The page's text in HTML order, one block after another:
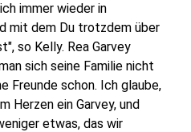
immer wieder in
mit dem Du trotzdem über
so Kelly. Rea Garvey
sich seine Familie nicht
Freunde schon. Ich glaube,
Herzen ein Garvey, und
etwas, das wir